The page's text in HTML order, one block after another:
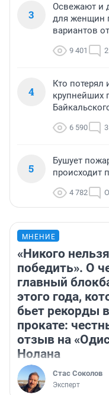
3
Освежают и
для женщин
вариантов
9 401 2
4
Кто потерял
крупнейших
6 590 3
5
Бушует
происходит
4 782
МНЕНИЕ
«Никого нельзя
победить». О
главный
этого года,
бьет рекорды в
прокате:
отзыв на
Нолана
Стас Соколов
Эксперт